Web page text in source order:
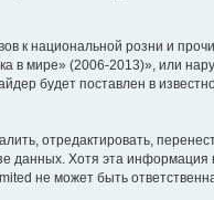
к национальной розни и
в мире» (2006-2013)», или
будет поставлен в
отредактировать,
данных. Хотя эта
не может быть